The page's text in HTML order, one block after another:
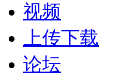
视频
上传下载
论坛